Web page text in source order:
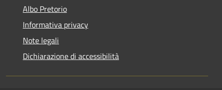
Albo Pretorio
Informativa privacy
Note legali
Dichiarazione di accessibilità